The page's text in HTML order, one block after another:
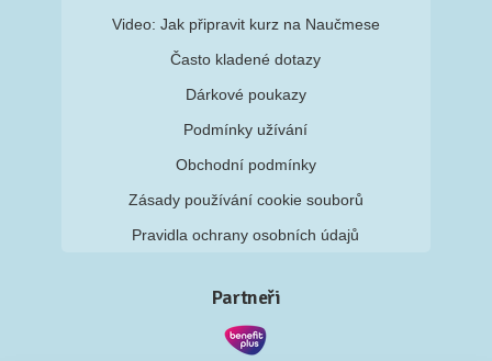
Video: Jak připravit kurz na Naučmese
Často kladené dotazy
Dárkové poukazy
Podmínky užívání
Obchodní podmínky
Zásady používání cookie souborů
Pravidla ochrany osobních údajů
Partneři